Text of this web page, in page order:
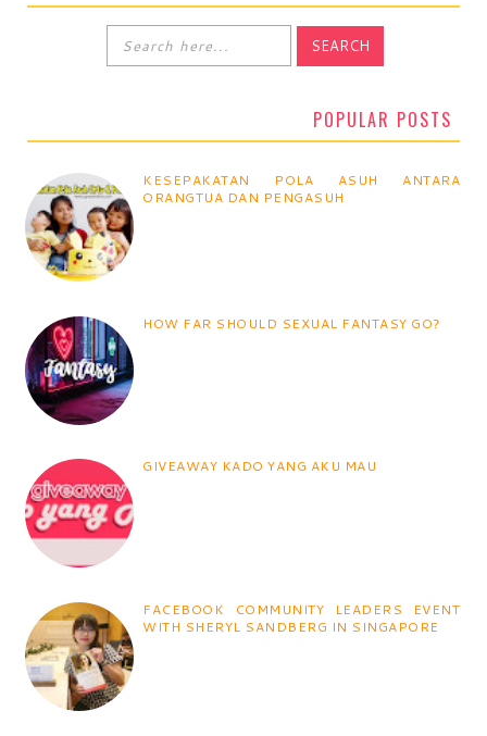
POPULAR POSTS
KESEPAKATAN POLA ASUH ANTARA
ORANGTUA DAN PENGASUH
HOW FAR SHOULD SEXUAL FANTASY GO?
GIVEAWAY KADO YANG AKU MAU
FACEBOOK COMMUNITY LEADERS EVENT
WITH SHERYL SANDBERG IN SINGAPORE